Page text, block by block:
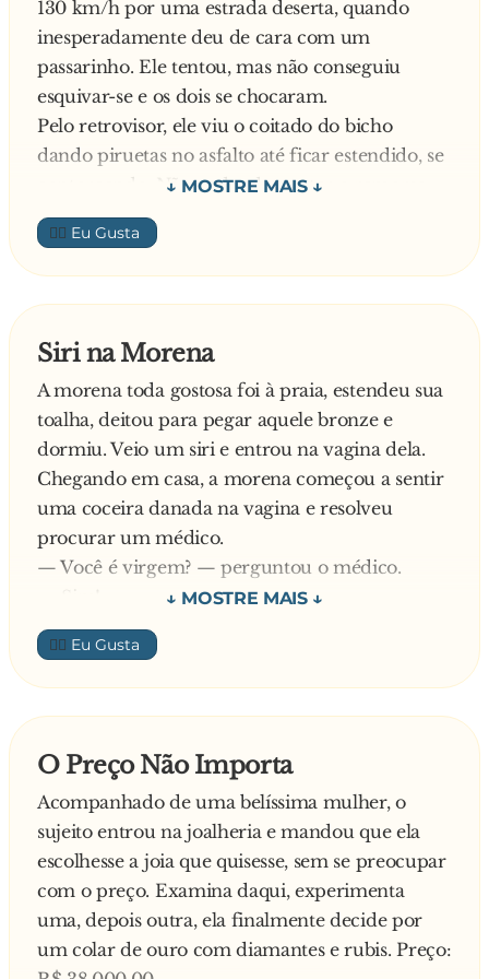
Quando o trem parte, os empregados da
Microsoft trancam-se em um banheiro e os da
Apple em outro. Um dos engenheiros da Apple
sai do banheiro e bate na porta onde está o
pessoal da Microsoft e diz:
- A passagem, por favor.
Uma mão é estendida para fora e entrega a
passagem...
130 km/h por uma estrada deserta, quando
inesperadamente deu de cara com um
passarinho. Ele tentou, mas não conseguiu
esquivar-se e os dois se chocaram.
Pelo retrovisor, ele viu o coitado do bicho
dando piruetas no asfalto até ficar estendido, se
contorcendo. Não podendo conter o remorso,
ele parou a moto e voltou para socorrer o
bichinho, que estava inconsciente, quase morto.
Angustiado, o motociclista recolheu a pequena
ave, comprou uma gaiolinha e a levou para
de pão e água para o pobre acidentado.
No dia seguinte, o passarinho recupera a
consciência e ao despertar, vendo-se cercado
pelas grades da gaiola, com o pedacinho de pão
e a vasilha de água no canto, o bicho põe a mão,
ou melhor, a asa na cabeça e diz:
— p**... que pariu, matei o motoqueiro e fui
preso!
👍🏼
Siri na Morena
A morena toda gostosa foi à praia, estendeu sua
toalha, deitou para pegar aquele bronze e
dormiu. Veio um siri e entrou na vagina dela.
Chegando em casa, a morena começou a sentir
uma coceira danada na vagina e resolveu
procurar um médico.
— Você é virgem? — perguntou o médico.
— Então, passe essa pomada que sara!
Dois dias depois a morena voltou e reclamou
que a coceira continuava, então o médico
receitou-lhe um creme. Dois dias depois lá
médico receitou-lhe uma pasta. Dois dias depois
voltou a morena, o médico examinou e
concluiu:
— A senhora vai ter que perder a virgindade
urgente!
— O senhor tem certeza?
— Absoluta!
👍🏼
O Preço Não Importa
Acompanhado de uma belíssima mulher, o
sujeito entrou na joalheria e mandou que ela
escolhesse a joia que quisesse, sem se preocupar
com o preço. Examina daqui, experimenta
uma, depois outra, ela finalmente decide por
um colar de ouro com diamantes e rubis. Preço: